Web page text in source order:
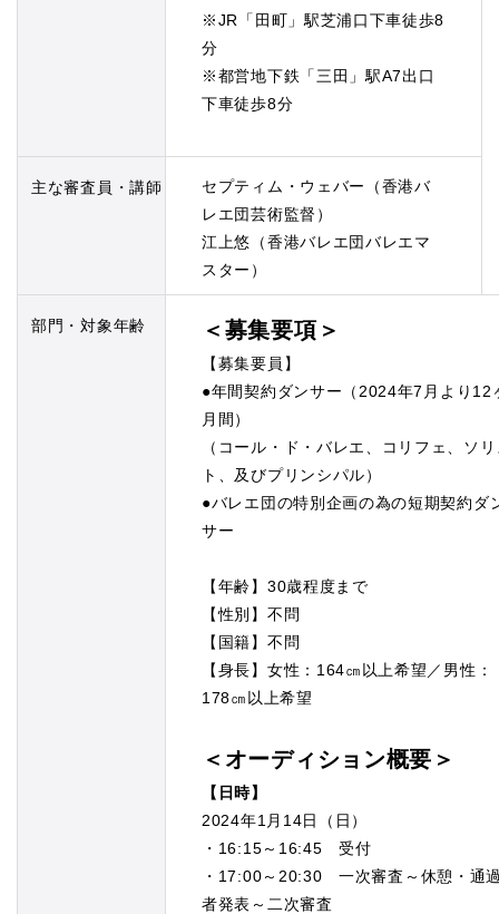
※JR「田町」駅芝浦口下車徒歩8
分
※都営地下鉄「三田」駅A7出口
下車徒歩8分
主な審査員・講師
セプティム・ウェバー（香港バ
レエ団芸術監督）
江上悠（香港バレエ団バレエマ
スター）
部門・対象年齢 ＜募集要項＞
【募集要員】
●年間契約ダンサー（2024年7月より12
月間）
（コール・ド・バレエ、コリフェ、ソ
ト、及びプリンシパル）
●バレエ団の特別企画の為の短期契約ダ
サー
【年齢】30歳程度まで
【性別】不問
【国籍】不問
【身長】女性：164㎝以上希望／男性：
178㎝以上希望
＜オーディション概要＞
【日時】
2024年1月14日（日）
・16:15～16:45 受付
・17:00～20:30 一次審査～休憩・通
者発表～二次審査